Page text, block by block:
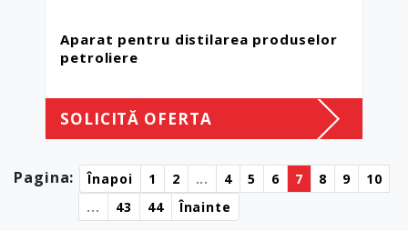
Aparat pentru distilarea produselor
petroliere
SOLICITĂ OFERTA
Pagina: Înapoi 1 2 ... 4 5 6 7 8 9
10
...
43 44 Înainte